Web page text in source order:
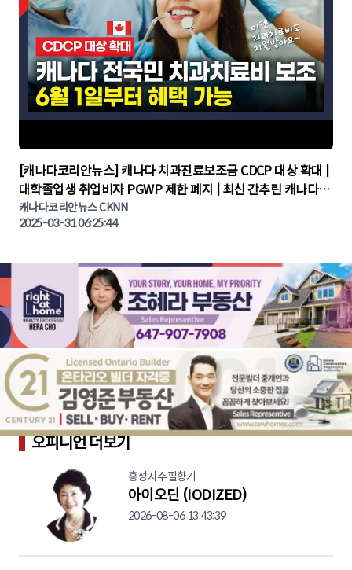
▶
[캐나다코리안뉴스] 캐나다 치과진료보조금 CDCP 대상 확대 |
대학졸업생 취업비자 PGWP 제한 폐지 | 최신 간추린 캐나다뉴
스 | CKNNEWS | 캐나다뉴스 | 토론토뉴스
캐나다코리안뉴스 CKNN
2025-03-31 06:25:44
오피니언 더보기
홍성자수필향기
아이오딘 (IODIZED)
2026-08-06 13:43:39